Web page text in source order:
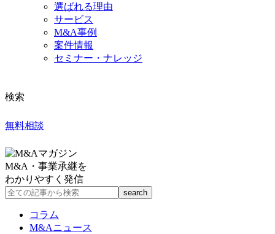
選ばれる理由
サービス
M&A事例
案件情報
セミナー・ナレッジ
検索
無料相談
M&A・事業承継を
わかりやすく発信
コラム
M&Aニュース